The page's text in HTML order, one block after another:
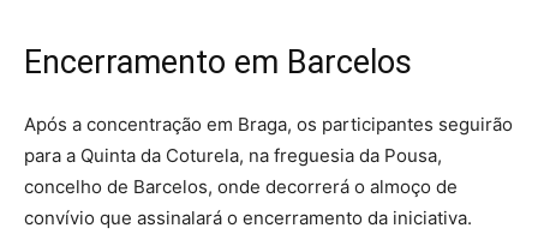
Encerramento em Barcelos
Após a concentração em Braga, os participantes seguirão
para a Quinta da Coturela, na freguesia da Pousa,
concelho de Barcelos, onde decorrerá o almoço de
convívio que assinalará o encerramento da iniciativa.